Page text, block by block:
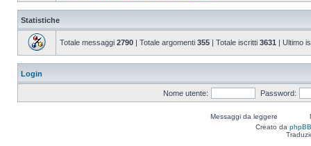
Statistiche
Totale messaggi 2790 | Totale argomenti 355 | Totale iscritti 3631 | Ultimo
Login
Nome utente: Password:
Messaggi da leggere
Creato da phpBB